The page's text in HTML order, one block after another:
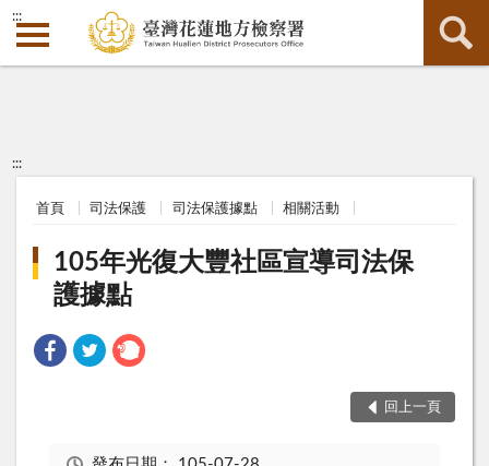
:::
:::
首頁 司法保護 司法保護據點 相關活動
105年光復大豐社區宣導司法保
護據點
回上一頁